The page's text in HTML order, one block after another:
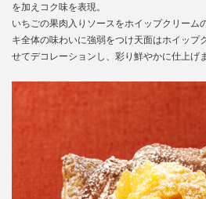
を加えコク味を表現。
いちごの果肉入りソースをホイップクリーム
キ全体の味わいに強弱をつけ天面はホイップ
せてデコレーションし、彩り鮮やかに仕上げ